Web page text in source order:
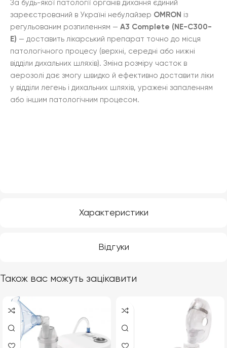
Характеристики
Відгуки
За будь-якої патології органів дихання єдиний
зареєстрований в Україні небулайзер OMRON із
регульованим розпиленням — A3 Complete (NE-C300-
E) — доставить лікарський препарат точно до місця
патологічного процесу (верхні, середні або нижні
відділи дихальних шляхів). Зміна розміру часток в
аерозолі дає змогу швидко й ефективно доставити ліки
у відділи легень і дихальних шляхів, уражені запаленням
або іншим патологічним процесом.
Також вас можуть зацікавити